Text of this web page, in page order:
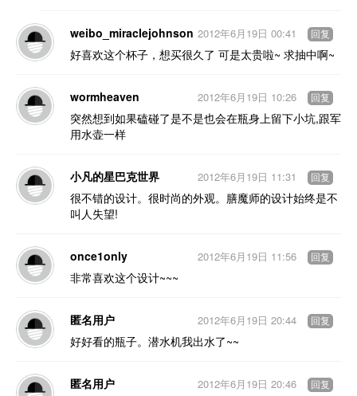
weibo_miraclejohnson
好喜欢这个杯子，想买很久了 可是太贵啦~ 求抽中啊~
2012年6月19日 00:41 回复
wormheaven
突然想到如果磕碰了是不是也会在瓶身上留下小坑,跟军
用水壶一样
2012年6月19日 10:26 回复
小凡的星巴克世界
很不错的设计。很时尚的外观。膳魔师的设计始终是不
叫人失望!
2012年6月19日 11:31 回复
once1only
非常喜欢这个设计~~~
2012年6月19日 11:56 回复
匿名用户
好好看的瓶子。潜水机我出水了~~
2012年6月19日 20:44 回复
匿名用户
2012年6月19日 20:46 回复